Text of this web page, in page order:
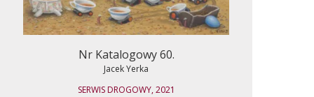
Nr Katalogowy 60.
Jacek Yerka
SERWIS DROGOWY, 2021